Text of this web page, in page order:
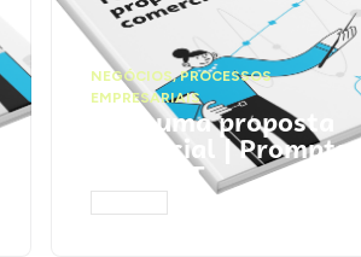
NEGÓCIOS,PROCESSOS
EMPRESARIAIS
Faça uma proposta
comercial | Prompts
ChatGPT